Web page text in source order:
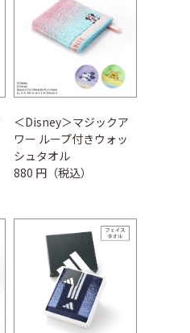
＜Disney＞マジックア
ワー ループ付きウォッ
シュタオル
880 円（税込）